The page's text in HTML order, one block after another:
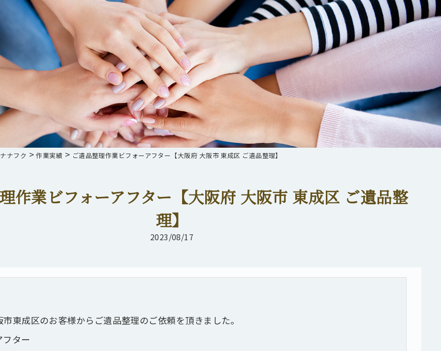
ナフク >作業実績 > ご遺品整理作業ビフォーアフター【大阪府 大阪市 東成区 ご遺品整理】
作業ビフォーアフター【大阪府 大阪市 東成区 ご遺品整
理】
2023/08/17
東成区のお客様からご遺品整理のご依頼を頂きました。
ター